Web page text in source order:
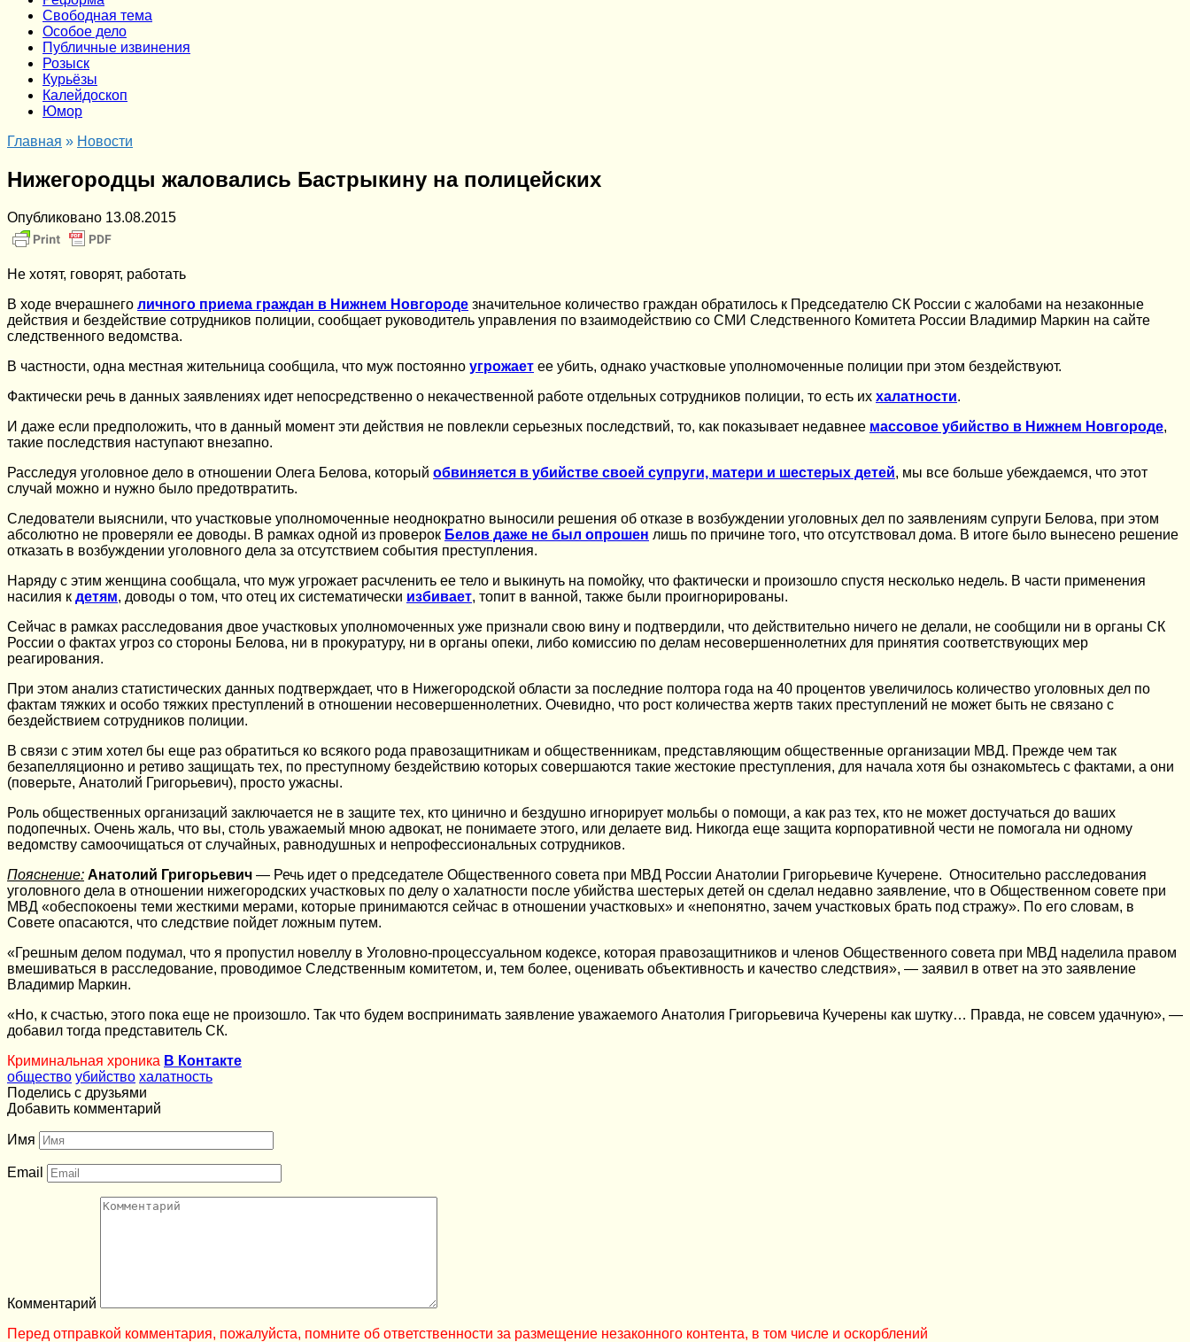
Cвободная тема
Особое дело
Публичные извинения
Розыск
Курьёзы
Калейдоскоп
Юмор
Главная » Новости
Нижегородцы жаловались Бастрыкину на полицейских
Опубликовано 13.08.2015
Не хотят, говорят, работать
В ходе вчерашнего личного приема граждан в Нижнем Новгороде значительное количество граждан обратилось к Председателю СК России с жалобами на незаконные
действия и бездействие сотрудников полиции, сообщает руководитель управления по взаимодействию со СМИ Следственного Комитета России Владимир Маркин на сайте
следственного ведомства.
В частности, одна местная жительница сообщила, что муж постоянно угрожает ее убить, однако участковые уполномоченные полиции при этом бездействуют.
Фактически речь в данных заявлениях идет непосредственно о некачественной работе отдельных сотрудников полиции, то есть их халатности.
И даже если предположить, что в данный момент эти действия не повлекли серьезных последствий, то, как показывает недавнее массовое убийство в Нижнем Новгороде,
такие последствия наступают внезапно.
Расследуя уголовное дело в отношении Олега Белова, который обвиняется в убийстве своей супруги, матери и шестерых детей, мы все больше убеждаемся, что этот
случай можно и нужно было предотвратить.
Следователи выяснили, что участковые уполномоченные неоднократно выносили решения об отказе в возбуждении уголовных дел по заявлениям супруги Белова, при этом
абсолютно не проверяли ее доводы. В рамках одной из проверок Белов даже не был опрошен лишь по причине того, что отсутствовал дома. В итоге было вынесено решение
отказать в возбуждении уголовного дела за отсутствием события преступления.
Наряду с этим женщина сообщала, что муж угрожает расчленить ее тело и выкинуть на помойку, что фактически и произошло спустя несколько недель. В части применения
насилия к детям, доводы о том, что отец их систематически избивает, топит в ванной, также были проигнорированы.
Сейчас в рамках расследования двое участковых уполномоченных уже признали свою вину и подтвердили, что действительно ничего не делали, не сообщили ни в органы СК
России о фактах угроз со стороны Белова, ни в прокуратуру, ни в органы опеки, либо комиссию по делам несовершеннолетних для принятия соответствующих мер
реагирования.
При этом анализ статистических данных подтверждает, что в Нижегородской области за последние полтора года на 40 процентов увеличилось количество уголовных дел по
фактам тяжких и особо тяжких преступлений в отношении несовершеннолетних. Очевидно, что рост количества жертв таких преступлений не может быть не связано с
бездействием сотрудников полиции.
В связи с этим хотел бы еще раз обратиться ко всякого рода правозащитникам и общественникам, представляющим общественные организации МВД. Прежде чем так
безапелляционно и ретиво защищать тех, по преступному бездействию которых совершаются такие жестокие преступления, для начала хотя бы ознакомьтесь с фактами, а они
(поверьте, Анатолий Григорьевич), просто ужасны.
Роль общественных организаций заключается не в защите тех, кто цинично и бездушно игнорирует мольбы о помощи, а как раз тех, кто не может достучаться до ваших
подопечных. Очень жаль, что вы, столь уважаемый мною адвокат, не понимаете этого, или делаете вид. Никогда еще защита корпоративной чести не помогала ни одному
ведомству самоочищаться от случайных, равнодушных и непрофессиональных сотрудников.
Пояснение: Анатолий Григорьевич — Речь идет о председателе Общественного совета при МВД России Анатолии Григорьевиче Кучерене. Относительно расследования
уголовного дела в отношении нижегородских участковых по делу о халатности после убийства шестерых детей он сделал недавно заявление, что в Общественном совете при
МВД «обеспокоены теми жесткими мерами, которые принимаются сейчас в отношении участковых» и «непонятно, зачем участковых брать под стражу». По его словам, в
Совете опасаются, что следствие пойдет ложным путем.
«Грешным делом подумал, что я пропустил новеллу в Уголовно-процессуальном кодексе, которая правозащитников и членов Общественного совета при МВД наделила правом
вмешиваться в расследование, проводимое Следственным комитетом, и, тем более, оценивать объективность и качество следствия», — заявил в ответ на это заявление
Владимир Маркин.
«Но, к счастью, этого пока еще не произошло. Так что будем воспринимать заявление уважаемого Анатолия Григорьевича Кучерены как шутку… Правда, не совсем удачную», —
добавил тогда представитель СК.
Криминальная хроника В Контакте
общество убийство халатность
Поделись с друзьями
Добавить комментарий
Имя
Email
Комментарий
Перед отправкой комментария, пожалуйста, помните об ответственности за размещение незаконного контента, в том числе и оскорблений